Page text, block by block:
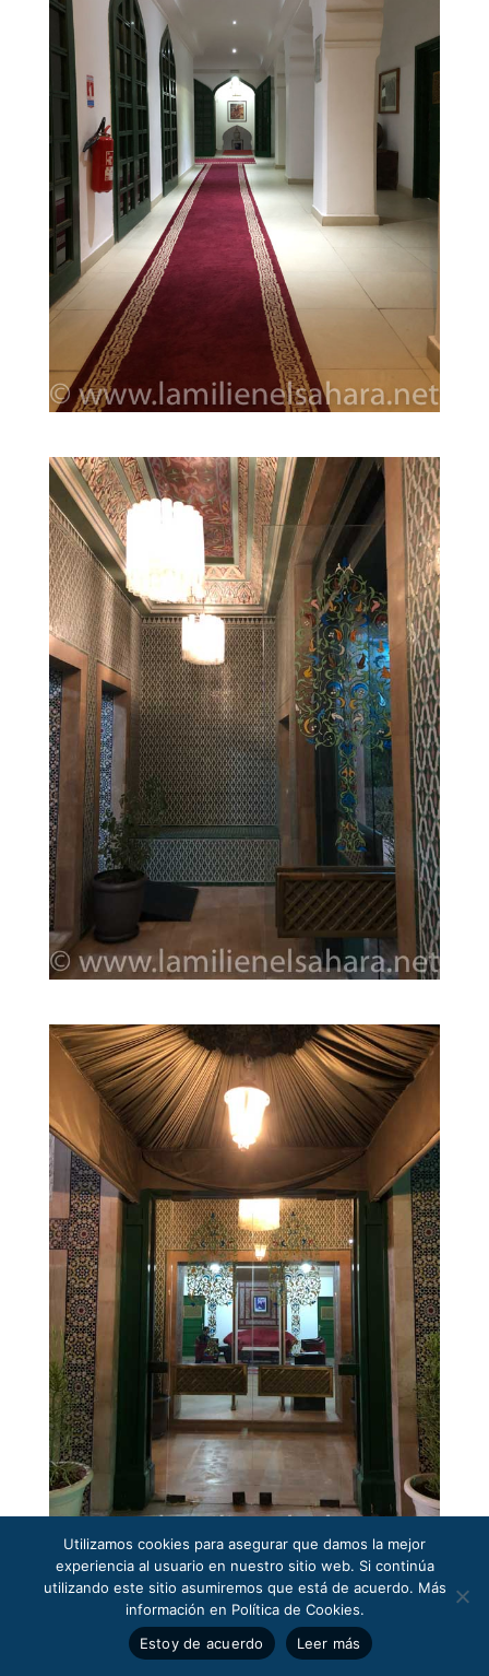
Utilizamos cookies para asegurar que damos la mejor
experiencia al usuario en nuestro sitio web. Si continúa
utilizando este sitio asumiremos que está de acuerdo. Más
información en Política de Cookies.
Estoy de acuerdo
Leer más